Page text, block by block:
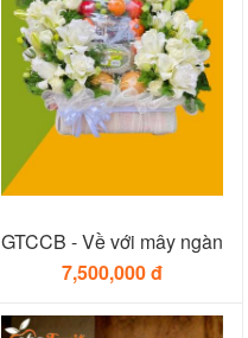
GTCCB - Về với mây ngàn
7,500,000 đ